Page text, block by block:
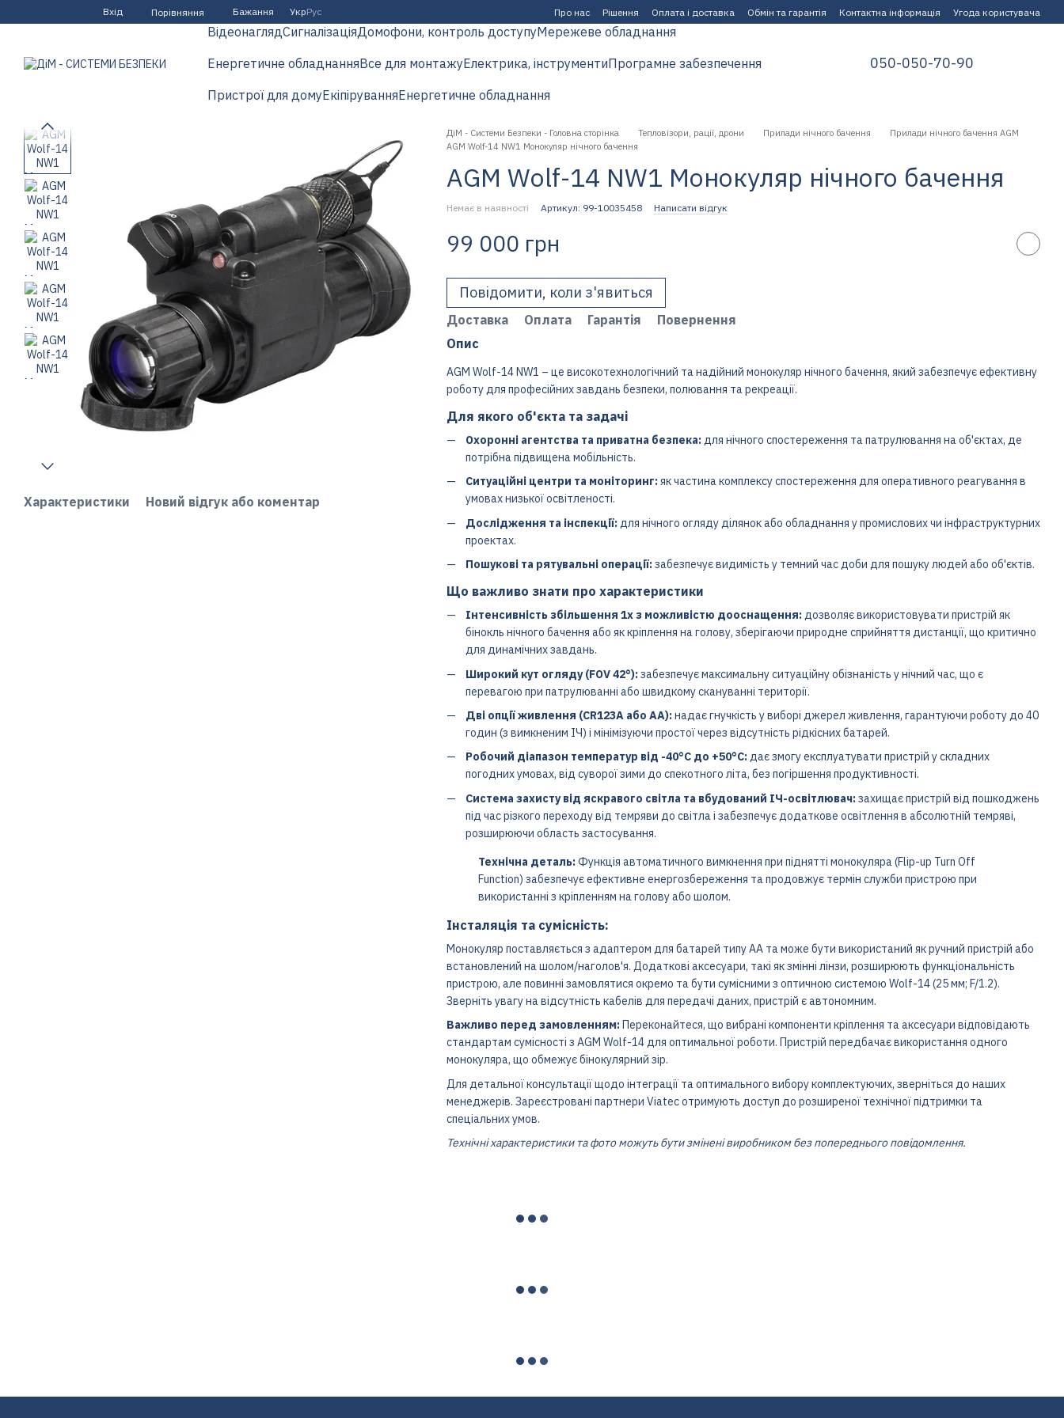
Перейти до основного контенту
Вхід Порівняння Бажання УкрРус Про нас Рішення Оплата і доставка Обмін та гарантія Контактна інформація Угода користувача
ВідеонаглядСигналізаціяДомофони, контроль доступуМережеве обладнання
Енергетичне обладнанняВсе для монтажуЕлектрика, інструментиПрограмне забезпечення
Пристрої для домуЕкіпіруванняЕнергетичне обладнання
050-050-70-90
Характеристики Новий відгук або коментар
ДіМ - Системи Безпеки - Головна сторінка Тепловізори, рації, дрони Прилади нічного бачення
Прилади нічного бачення AGM
AGM Wolf-14 NW1 Монокуляр нічного бачення
AGM Wolf-14 NW1 Монокуляр нічного бачення
Немає в наявності Артикул: 99-10035458 Написати відгук
99 000 грн
Повідомити, коли з'явиться
Доставка Оплата Гарантія
Повернення
Опис
AGM Wolf-14 NW1 – це високотехнологічний та надійний монокуляр нічного бачення, який забезпечує ефективну
роботу для професійних завдань безпеки, полювання та рекреації.
Для якого об'єкта та задачі
Охоронні агентства та приватна безпека:для нічного спостереження та патрулювання на об'єктах, де
потрібна підвищена мобільність.
Ситуаційні центри та моніторинг:як частина комплексу спостереження для оперативного реагування в
умовах низької освітленості.
Дослідження та інспекції:для нічного огляду ділянок або обладнання у промислових чи інфраструктурних
проектах.
Пошукові та рятувальні операції:забезпечує видимість у темний час доби для пошуку людей або об'єктів.
Що важливо знати про характеристики
Інтенсивність збільшення 1x з можливістю дооснащення:дозволяє використовувати пристрій як
бінокль нічного бачення або як кріплення на голову, зберігаючи природне сприйняття дистанції, що критично
для динамічних завдань.
Широкий кут огляду (FOV 42°):забезпечує максимальну ситуаційну обізнаність у нічний час, що є
перевагою при патрулюванні або швидкому скануванні території.
Дві опції живлення (CR123A або AA):надає гнучкість у виборі джерел живлення, гарантуючи роботу до 40
годин (з вимкненим ІЧ) і мінімізуючи простої через відсутність рідкісних батарей.
Робочий діапазон температур від -40°C до +50°C:дає змогу експлуатувати пристрій у складних
погодних умовах, від суворої зими до спекотного літа, без погіршення продуктивності.
Система захисту від яскравого світла та вбудований ІЧ-освітлювач:захищає пристрій від пошкоджень
під час різкого переходу від темряви до світла і забезпечує додаткове освітлення в абсолютній темряві,
розширюючи область застосування.
Технічна деталь:Функція автоматичного вимкнення при піднятті монокуляра (Flip-up Turn Off
Function) забезпечує ефективне енергозбереження та продовжує термін служби пристрою при
використанні з кріпленням на голову або шолом.
Інсталяція та сумісність:
Монокуляр поставляється з адаптером для батарей типу АА та може бути використаний як ручний пристрій або
встановлений на шолом/наголов'я. Додаткові аксесуари, такі як змінні лінзи, розширюють функціональність
пристрою, але повинні замовлятися окремо та бути сумісними з оптичною системою Wolf-14 (25 мм; F/1.2).
Зверніть увагу на відсутність кабелів для передачі даних, пристрій є автономним.
Важливо перед замовленням:Переконайтеся, що вибрані компоненти кріплення та аксесуари відповідають
стандартам сумісності з AGM Wolf-14 для оптимальної роботи. Пристрій передбачає використання одного
монокуляра, що обмежує бінокулярний зір.
Для детальної консультації щодо інтеграції та оптимального вибору комплектуючих, зверніться до наших
менеджерів. Зареєстровані партнери Viatec отримують доступ до розширеної технічної підтримки та
спеціальних умов.
Технічні характеристики та фото можуть бути змінені виробником без попереднього повідомлення.